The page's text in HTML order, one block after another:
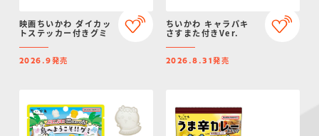
映画ちいかわ ダイカッ
トステッカー付きグミ
2026.9発売
ちいかわ キャラパキ
さすまた付きVer.
2026.8.31発売